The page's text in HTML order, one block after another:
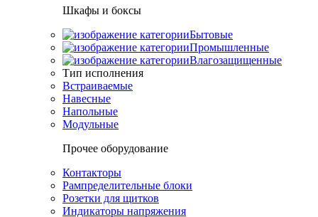
Шкафы и боксы
Бытовые
Промышленные
Влагозащищенные
Тип исполнения
Встраиваемые
Навесные
Напольные
Модульные
Прочее оборудование
Контакторы
Рампределительные блоки
Розетки для щитков
Индикаторы напряжения